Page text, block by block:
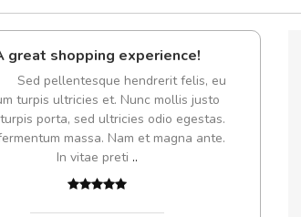
great shopping experience!
Sed pellentesque hendrerit felis, eu
turpis ultricies et. Nunc mollis justo
porta, sed ultricies odio egestas.
massa. Nam et magna ante.
In vitae preti ..